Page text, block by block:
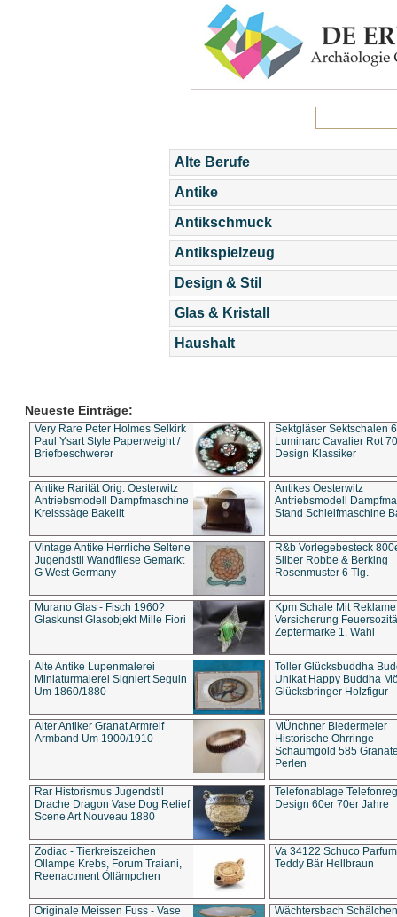
Alte Berufe
Antike
Antikschmuck
Antikspielzeug
Design & Stil
Glas & Kristall
Haushalt
Neueste Einträge:
Very Rare Peter Holmes Selkirk
Paul Ysart Style Paperweight /
Briefbeschwerer
Sektgläser Sektschalen
Luminarc Cavalier Rot
Design Klassiker
Antike Rarität Orig. Oesterwitz
Antriebsmodell Dampfmaschine
Kreisssäge Bakelit
Antikes Oesterwitz
Antriebsmodell
Stand Schleifmaschine
Vintage Antike Herrliche Seltene
Jugendstil Wandfliese Gemarkt
G West Germany
R&b Vorlegebesteck
Silber Robbe & Berking
Rosenmuster 6 Tlg.
Murano Glas - Fisch 1960?
Glaskunst Glasobjekt Mille Fiori
Kpm Schale Mit Reklame
Versicherung
Zeptermarke 1. Wahl
Alte Antike Lupenmalerei
Miniaturmalerei Signiert Seguin
Um 1860/1880
Toller Glücksbuddha
Unikat Happy Buddha
Glücksbringer Holzfigur
Alter Antiker Granat Armreif
Armband Um 1900/1910
MÜnchner Biedermeier
Historische Ohrringe
Schaumgold 585
Perlen
Rar Historismus Jugendstil
Drache Dragon Vase Dog Relief
Scene Art Nouveau 1880
Telefonablage
Design 60er 70er Jahre
Zodiac - Tierkreiszeichen
Öllampe Krebs, Forum Traiani,
Reenactment Öllämpchen
Va 34122 Schuco
Teddy Bär Hellbraun
Originale Meissen Fuss - Vase
Wächtersbach Schälchen